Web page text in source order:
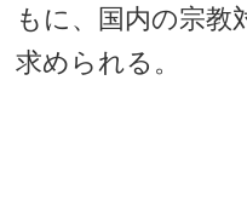
もに、国内の宗教
求められる。